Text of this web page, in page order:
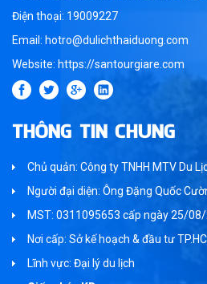
Điện thoại: 19009227
Email: hotro@dulichthaiduong.com
Website: https://santourgiare.com
THÔNG TIN CHUNG
Chủ quản: Công ty TNHH MTV Du
Người đại diện: Ông Đặng Quốc
MST: 0311095653 cấp ngày 25/08/
Nơi cấp: Sở kế hoạch & đầu tư
Lĩnh vực: Đại lý du lịch